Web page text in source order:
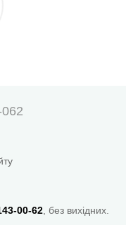
00-62 , без вихідних.